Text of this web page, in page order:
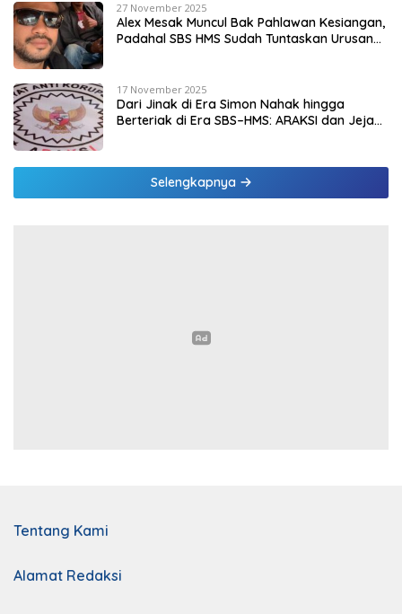
27 November 2025
Alex Mesak Muncul Bak Pahlawan Kesiangan,
Padahal SBS HMS Sudah Tuntaskan Urusan
17 November 2025
Dari Jinak di Era Simon Nahak hingga
Berteriak di Era SBS–HMS: ARAKSI dan Jejak
Selengkapnya
Tentang Kami
Alamat Redaksi